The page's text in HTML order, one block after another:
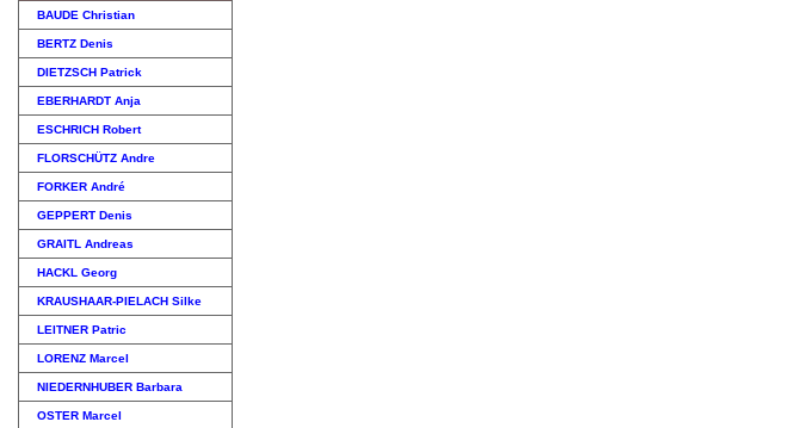
BAUDE Christian
BERTZ Denis
DIETZSCH Patrick
EBERHARDT Anja
ESCHRICH Robert
FLORSCHÜTZ Andre
FORKER André
GEPPERT Denis
GRAITL Andreas
HACKL Georg
KRAUSHAAR-PIELACH Silke
LEITNER Patric
LORENZ Marcel
NIEDERNHUBER Barbara
OSTER Marcel